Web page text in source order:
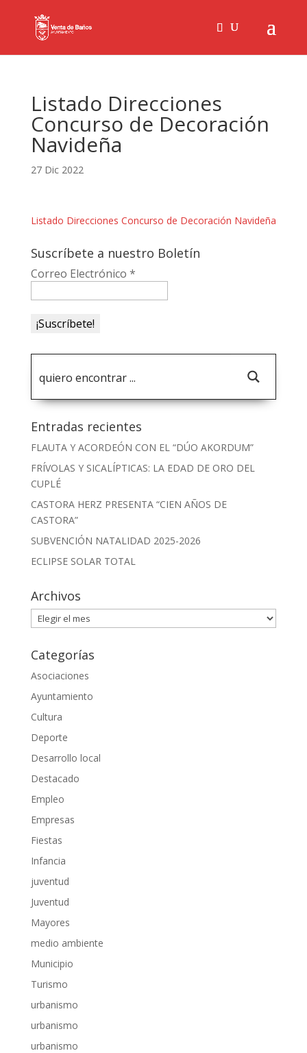
Listado Direcciones
Concurso de Decoración
Navideña
27 Dic 2022
Listado Direcciones Concurso de Decoración Navideña
Suscríbete a nuestro Boletín
Correo Electrónico *
Entradas recientes
FLAUTA Y ACORDEÓN CON EL “DÚO AKORDUM”
FRÍVOLAS Y SICALÍPTICAS: LA EDAD DE ORO DEL
CUPLÉ
CASTORA HERZ PRESENTA “CIEN AÑOS DE
CASTORA”
SUBVENCIÓN NATALIDAD 2025-2026
ECLIPSE SOLAR TOTAL
Archivos
Archivos
Categorías
Asociaciones
Ayuntamiento
Cultura
Deporte
Desarrollo local
Destacado
Empleo
Empresas
Fiestas
Infancia
juventud
Juventud
Mayores
medio ambiente
Municipio
Turismo
urbanismo
urbanismo
urbanismo